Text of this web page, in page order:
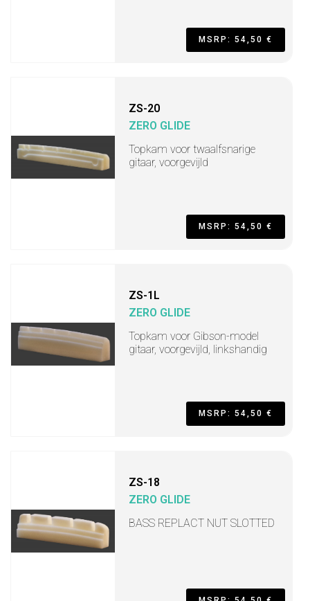
MSRP: 54,50 €
ZS-20
ZERO GLIDE
Topkam voor twaalfsnarige
gitaar, voorgevijld
MSRP: 54,50 €
ZS-1L
ZERO GLIDE
Topkam voor Gibson-model
gitaar, voorgevijld, linkshandig
MSRP: 54,50 €
ZS-18
ZERO GLIDE
BASS REPLACT NUT SLOTTED